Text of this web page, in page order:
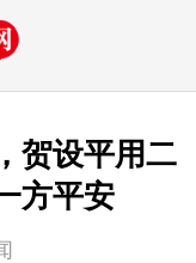
贺设平用二
方平安